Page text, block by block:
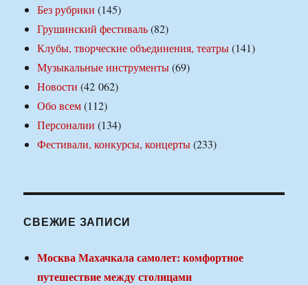
Без рубрики (145)
Грушинский фестиваль(82)
Клубы, творческие объединения, театры(141)
Музыкальные инструменты(69)
Новости (42 062)
Обо всем(112)
Персоналии (134)
Фестивали, конкурсы, концерты(233)
СВЕЖИЕ ЗАПИСИ
Москва Махачкала самолет: комфортное
путешествие между столицами